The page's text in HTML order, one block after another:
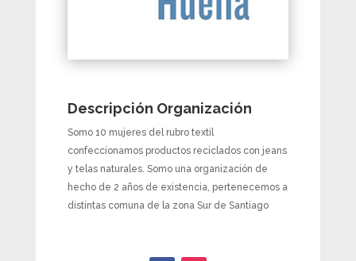
Descripción Organización
Somo 10 mujeres del rubro textil
confeccionamos productos reciclados con jeans
y telas naturales. Somo una organización de
hecho de 2 años de existencia, pertenecemos a
distintas comuna de la zona Sur de Santiago